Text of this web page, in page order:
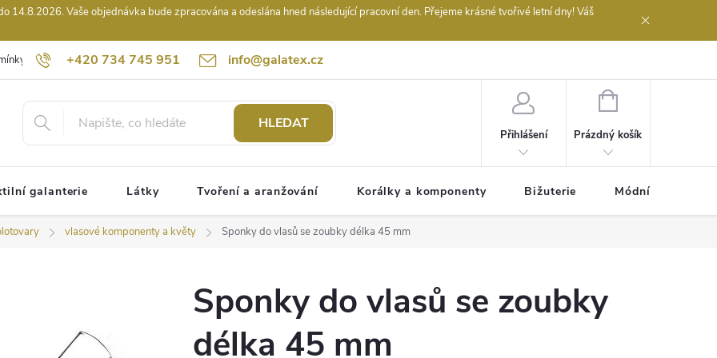
14.8.2026. Vaše objednávka bude zpracována a odeslána hned následující pracovní den. Přejeme krásné tvořivé letní dny! Váš
+420 734 745 951 info@galatex.cz
Podmínky ochrany osobních údajů Kontakty Hodnocení obchodu
HLEDAT
Přihlášení
NÁKUPNÍ
Prázdný košík
galanterie Látky Tvoření a aranžování Korálky a komponenty Bižuterie Módní doplňky
vlasové komponenty a květy Sponky do vlasů se zoubky délka 45 mm
Sponky do vlasů se zoubky
délka 45 mm